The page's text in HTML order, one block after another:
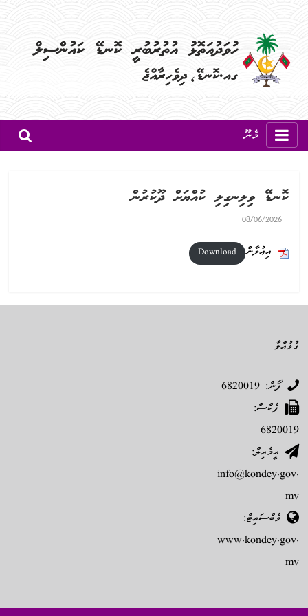
މެނޫ
ކޮނޑޭ ވިލިނގިލި ކުއްޔަށް ދޫކުރުން
08/06/2026
އިޢުލާން Download
ގުޅުއްވާ
ފޯން: 6820019
ފެކްސް:
6820019
އީމެއިލް:
info@kondey.gov.
mv
ވެބްސައިޓް:
www.kondey.gov.
mv